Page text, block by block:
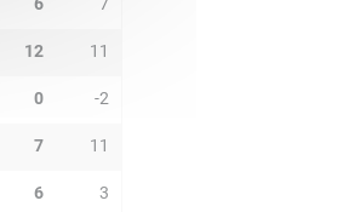
12 11
0 -2
7 11
6 3